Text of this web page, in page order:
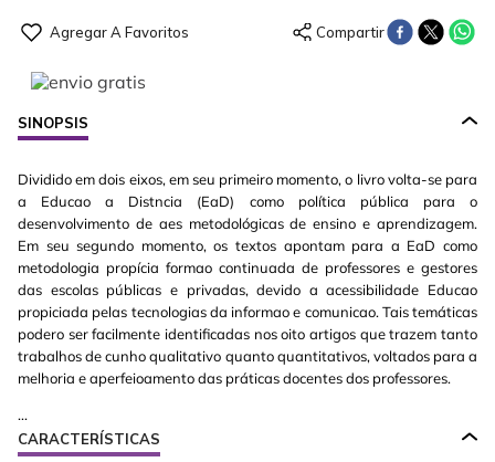
SINOPSIS
Dividido em dois eixos, em seu primeiro momento, o livro volta-se para
a Educao a Distncia (EaD) como política pública para o
desenvolvimento de aes metodológicas de ensino e aprendizagem.
Em seu segundo momento, os textos apontam para a EaD como
metodologia propícia formao continuada de professores e gestores
das escolas públicas e privadas, devido a acessibilidade Educao
propiciada pelas tecnologias da informao e comunicao. Tais temáticas
podero ser facilmente identificadas nos oito artigos que trazem tanto
trabalhos de cunho qualitativo quanto quantitativos, voltados para a
melhoria e aperfeioamento das práticas docentes dos professores.
...
CARACTERÍSTICAS